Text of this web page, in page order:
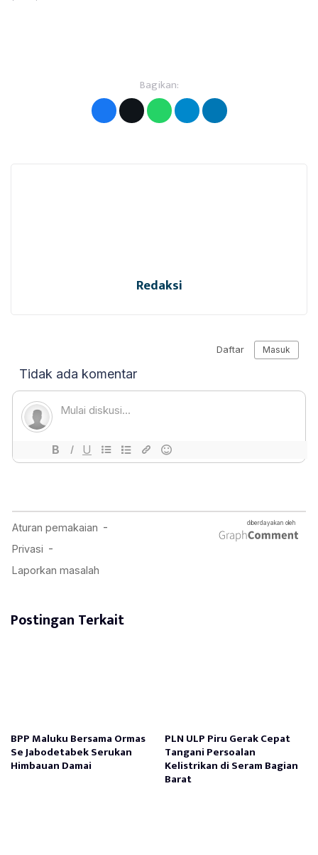
Bagikan:
Redaksi
Postingan Terkait
BPP Maluku Bersama Ormas
Se Jabodetabek Serukan
Himbauan Damai
PLN ULP Piru Gerak Cepat
Tangani Persoalan
Kelistrikan di Seram Bagian
Barat